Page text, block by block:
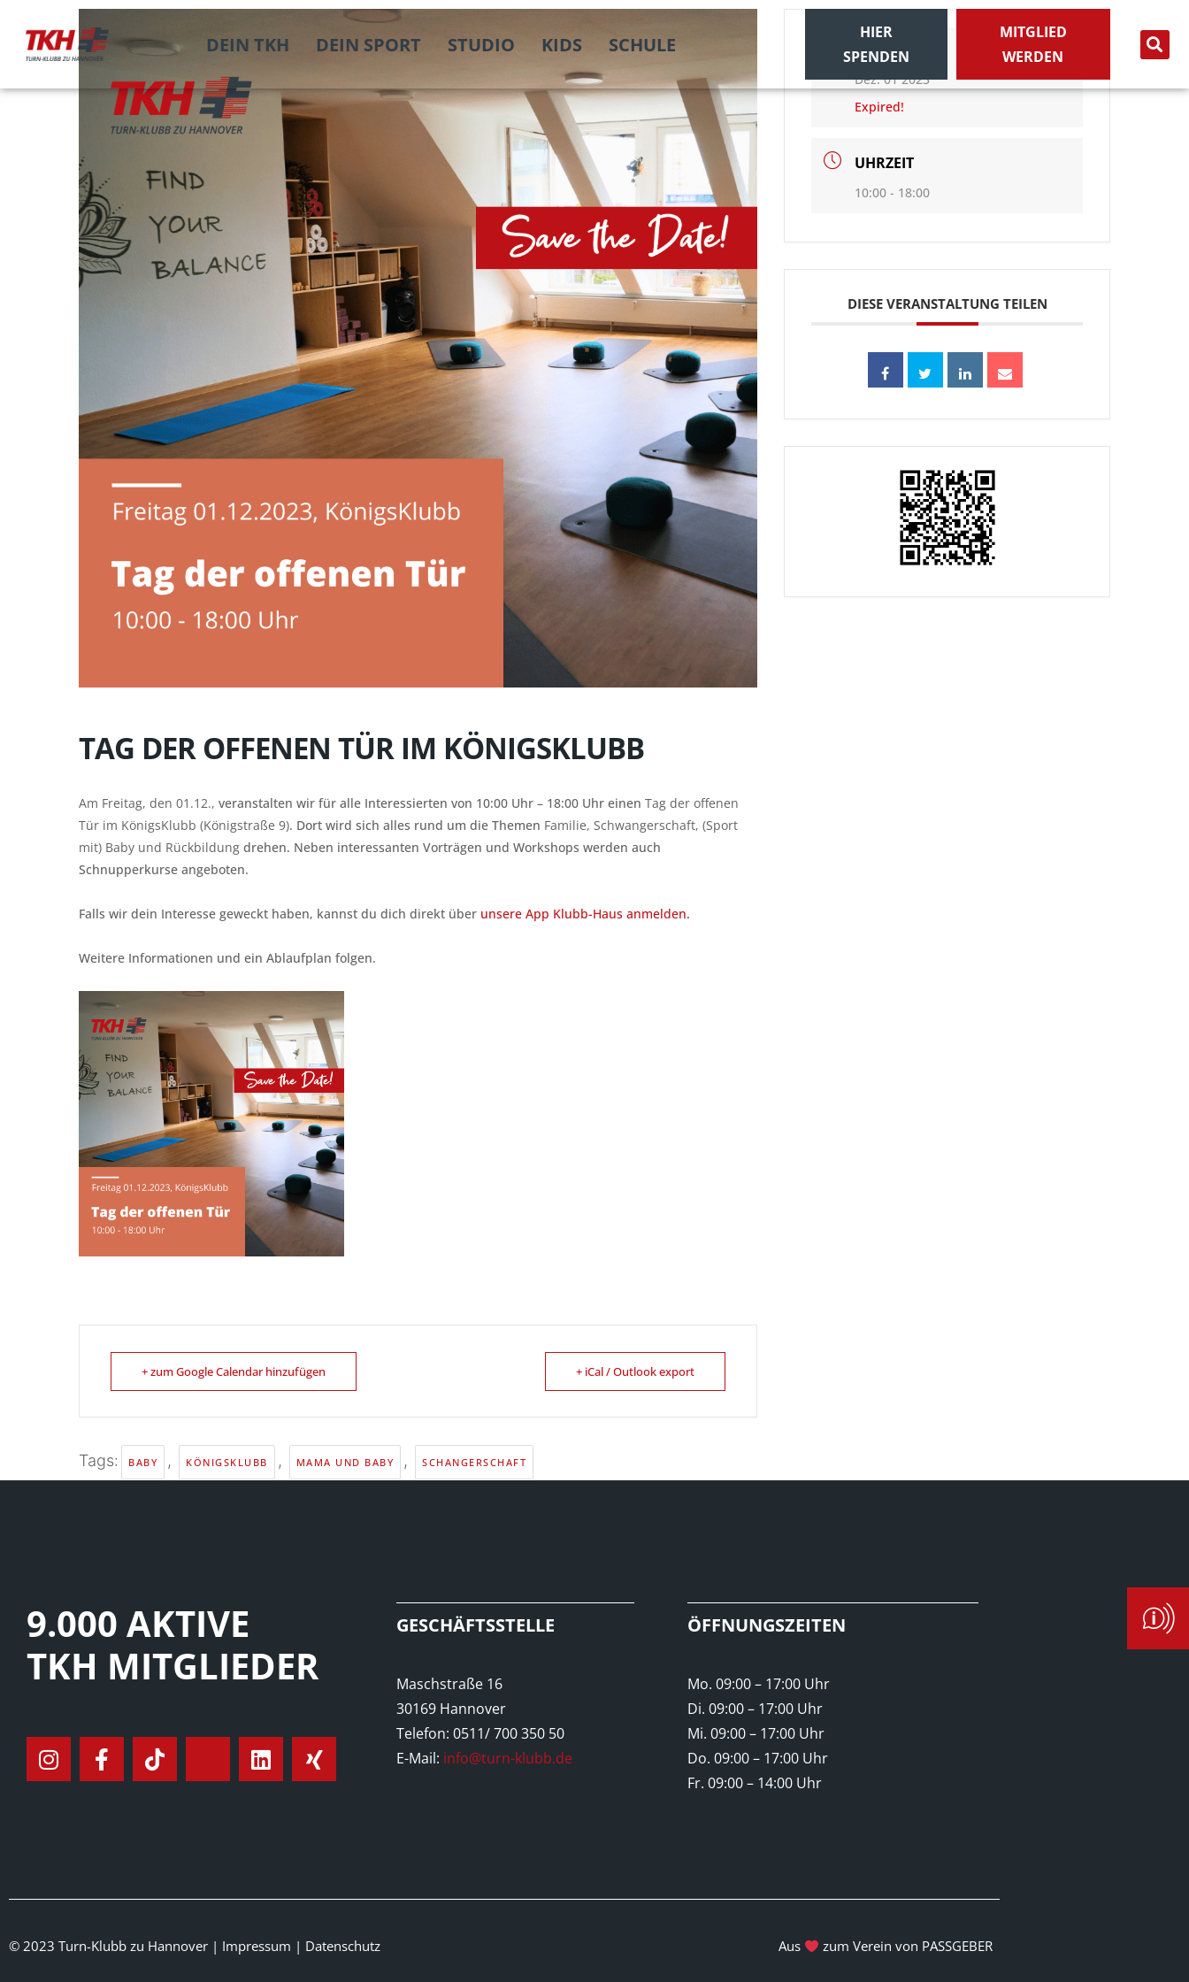
DEIN TKH DEIN SPORT STUDIO KIDS SCHULE
HIER
SPENDEN
MITGLIED
WERDEN
TAG DER OFFENEN TÜR IM KÖNIGSKLUBB
Am Freitag, den 01.12., veranstalten wir für alle Interessierten von 10:00 Uhr – 18:00 Uhr einen Tag der offenen
Tür im KönigsKlubb (Königstraße 9). Dort wird sich alles rund um die Themen Familie, Schwangerschaft, (Sport
mit) Baby und Rückbildung drehen. Neben interessanten Vorträgen und Workshops werden auch
Schnupperkurse angeboten.
Falls wir dein Interesse geweckt haben, kannst du dich direkt über unsere App Klubb-Haus anmelden.
Weitere Informationen und ein Ablaufplan folgen.
+ zum Google Calendar hinzufügen + iCal / Outlook export
Tags: BABY , KÖNIGSKLUBB , MAMA UND BABY , SCHANGERSCHAFT
DATUM
Dez. 01 2023
Expired!
UHRZEIT
10:00 - 18:00
DIESE VERANSTALTUNG TEILEN
9.000 AKTIVE
TKH MITGLIEDER
GESCHÄFTSSTELLE
Maschstraße 16
30169 Hannover
Telefon: 0511/ 700 350 50
E-Mail: info@turn-klubb.de
ÖFFNUNGSZEITEN
Mo. 09:00 – 17:00 Uhr
Di. 09:00 – 17:00 Uhr
Mi. 09:00 – 17:00 Uhr
Do. 09:00 – 17:00 Uhr
Fr. 09:00 – 14:00 Uhr
© 2023 Turn-Klubb zu Hannover | Impressum | Datenschutz Aus zum Verein von PASSGEBER